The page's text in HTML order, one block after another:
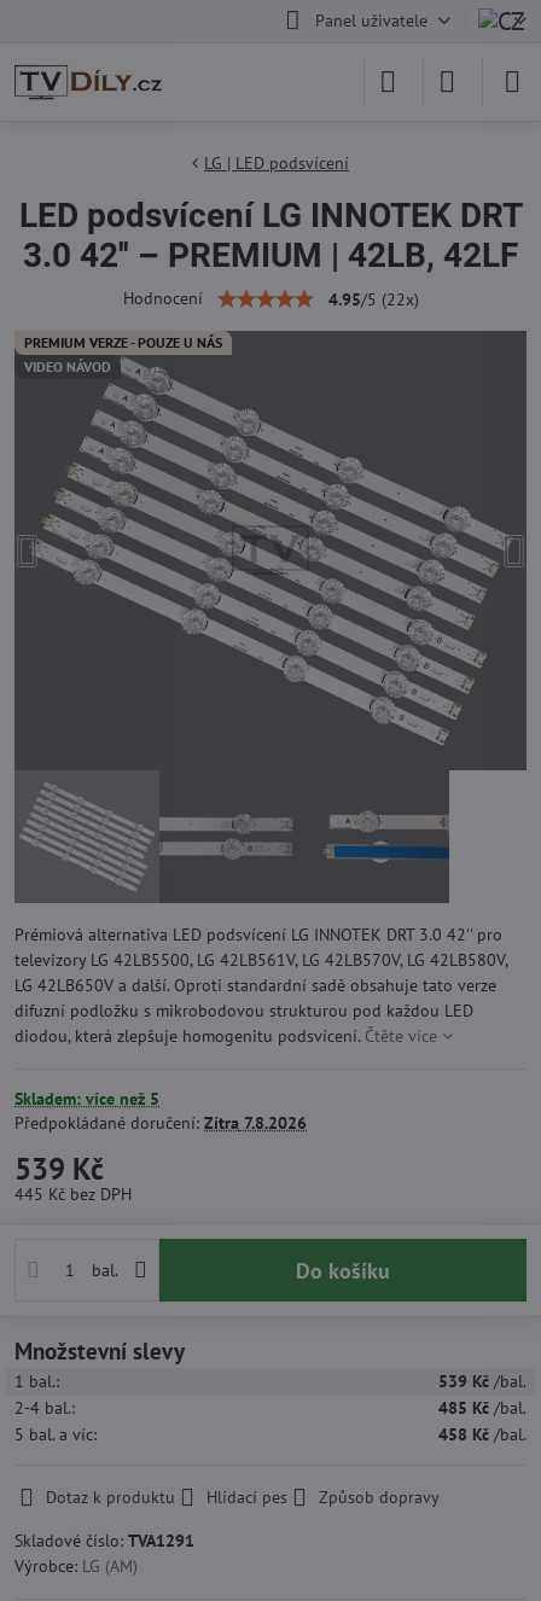
Panel uživatele
PREMIUM VERZE - POUZE U NÁS
VIDEO NÁVOD
LG | LED podsvícení
LED podsvícení LG INNOTEK DRT
3.0 42'' – PREMIUM | 42LB, 42LF
Hodnocení 4.95/5 (22x)
Prémiová alternativa LED podsvícení LG INNOTEK DRT 3.0 42'' pro
televizory LG 42LB5500, LG 42LB561V, LG 42LB570V, LG 42LB580V,
LG 42LB650V a další. Oproti standardní sadě obsahuje tato verze
difuzní podložku s mikrobodovou strukturou pod každou LED
diodou, která zlepšuje homogenitu podsvícení. Čtěte více
Skladem: více než 5
Předpokládané doručení: Zítra 7.8.2026
539 Kč
445 Kč bez DPH
bal. Do košíku
Množstevní slevy
1 bal.: 539 Kč /bal.
2-4 bal.: 485 Kč /bal.
5 bal. a víc: 458 Kč /bal.
Dotaz k produktu Hlídací pes
Způsob dopravy
Skladové číslo: TVA1291
Výrobce: LG (AM)